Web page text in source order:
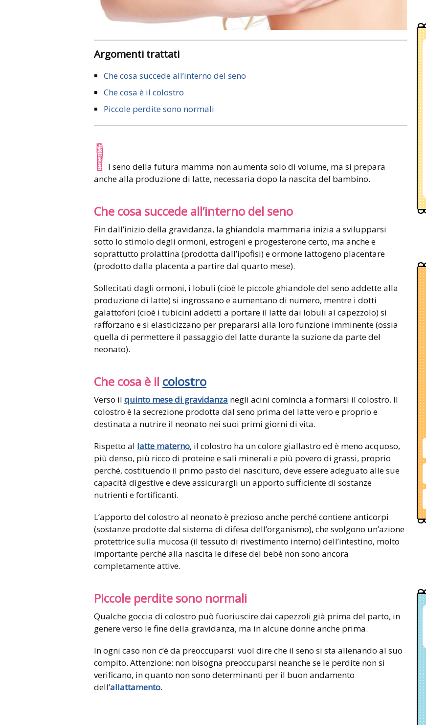
Argomenti trattati
Che cosa succede all’interno del seno
Che cosa è il colostro
Piccole perdite sono normali
I l seno della futura mamma non aumenta solo di volume, ma si prepara
anche alla produzione di latte, necessaria dopo la nascita del bambino.
Che cosa succede all’interno del seno
Fin dall’inizio della gravidanza, la ghiandola mammaria inizia a svilupparsi
sotto lo stimolo degli ormoni, estrogeni e progesterone certo, ma anche e
soprattutto prolattina (prodotta dall’ipofisi) e ormone lattogeno placentare
(prodotto dalla placenta a partire dal quarto mese).
Sollecitati dagli ormoni, i lobuli (cioè le piccole ghiandole del seno addette alla
produzione di latte) si ingrossano e aumentano di numero, mentre i dotti
galattofori (cioè i tubicini addetti a portare il latte dai lobuli al capezzolo) si
rafforzano e si elasticizzano per prepararsi alla loro funzione imminente (ossia
quella di permettere il passaggio del latte durante la suzione da parte del
neonato).
Che cosa è il colostro
Verso il quinto mese di gravidanza negli acini comincia a formarsi il colostro. Il
colostro è la secrezione prodotta dal seno prima del latte vero e proprio e
destinata a nutrire il neonato nei suoi primi giorni di vita.
Rispetto al latte materno, il colostro ha un colore giallastro ed è meno acquoso,
più denso, più ricco di proteine e sali minerali e più povero di grassi, proprio
perché, costituendo il primo pasto del nascituro, deve essere adeguato alle sue
capacità digestive e deve assicurargli un apporto sufficiente di sostanze
nutrienti e fortificanti.
L’apporto del colostro al neonato è prezioso anche perché contiene anticorpi
(sostanze prodotte dal sistema di difesa dell’organismo), che svolgono un’azione
protettrice sulla mucosa (il tessuto di rivestimento interno) dell’intestino, molto
importante perché alla nascita le difese del bebè non sono ancora
completamente attive.
Piccole perdite sono normali
Qualche goccia di colostro può fuoriuscire dai capezzoli già prima del parto, in
genere verso le fine della gravidanza, ma in alcune donne anche prima.
In ogni caso non c’è da preoccuparsi: vuol dire che il seno si sta allenando al suo
compito. Attenzione: non bisogna preoccuparsi neanche se le perdite non si
verificano, in quanto non sono determinanti per il buon andamento
dell’allattamento.